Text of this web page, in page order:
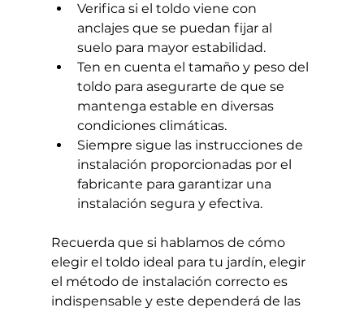
Verifica si el toldo viene con
anclajes que se puedan fijar al
suelo para mayor estabilidad.
Ten en cuenta el tamaño y peso del
toldo para asegurarte de que se
mantenga estable en diversas
condiciones climáticas.
Siempre sigue las instrucciones de
instalación proporcionadas por el
fabricante para garantizar una
instalación segura y efectiva.
Recuerda que si hablamos de cómo
elegir el toldo ideal para tu jardín, elegir
el método de instalación correcto es
indispensable y este dependerá de las